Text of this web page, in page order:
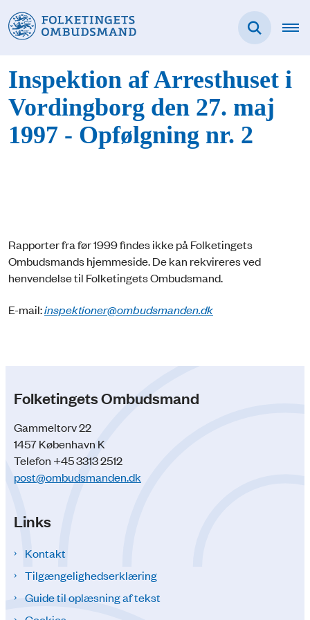
Inspektion af Arresthuset i
Vordingborg den 27. maj
1997 - Opfølgning nr. 2
Rapporter fra før 1999 findes ikke på Folketingets
Ombudsmands hjemmeside. De kan rekvireres ved
henvendelse til Folketingets Ombudsmand.
E-mail:inspektioner@ombudsmanden.dk
Folketingets Ombudsmand
Gammeltorv 22
1457 København K
Telefon +45 3313 2512
post@ombudsmanden.dk
Links
Kontakt
Tilgængelighedserklæring
Guide til oplæsning af tekst